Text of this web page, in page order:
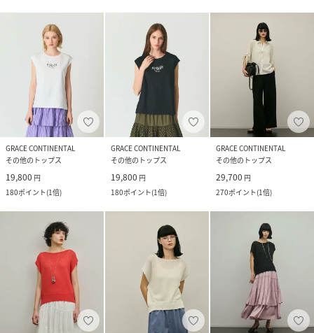
GRACE CONTINENTAL
その他のトップス
19,800 円
180ポイント(1倍)
GRACE CONTINENTAL
その他のトップス
19,800 円
180ポイント(1倍)
GRACE CONTINENTAL
その他のトップス
29,700 円
270ポイント(1倍)